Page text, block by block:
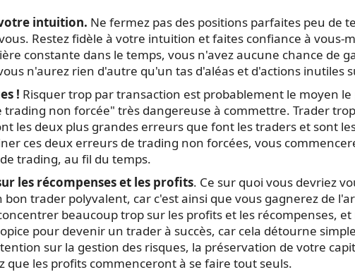
intuition. Ne fermez pas des positions parfaites peu de
Restez fidèle à votre intuition et faites confiance à vous-
constante dans le temps, vous n'avez aucune chance de
n'aurez rien d'autre qu'un tas d'aléas et d'actions inutiles
! Risquer trop par transaction est probablement le moyen
non forcée" très dangereuse à commettre. Trader
les deux plus grandes erreurs que font les traders et sont
ces deux erreurs de trading non forcées, vous
trading, au fil du temps.
les récompenses et les profits. Ce sur quoi vous devriez
trader polyvalent, car c'est ainsi que vous gagnerez de
beaucoup trop sur les profits et les récompenses,
pour devenir un trader à succès, car cela détourne
sur la gestion des risques, la préservation de votre
que les profits commenceront à se faire tout seuls.